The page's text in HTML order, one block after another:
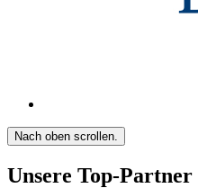
Nach oben scrollen.
Unsere Top-Partner